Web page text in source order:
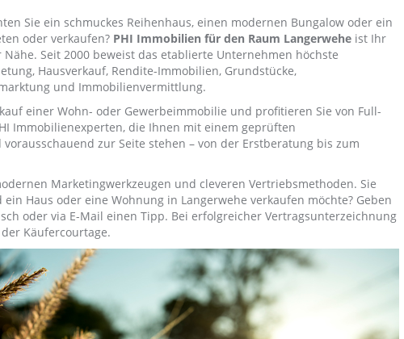
Sie ein schmuckes Reihenhaus, einen modernen Bungalow oder ein
oder verkaufen? PHI Immobilien für den Raum Langerwehe ist Ihr
Seit 2000 beweist das etablierte Unternehmen höchste
Hausverkauf, Rendite-Immobilien, Grundstücke,
und Immobilienvermittlung.
einer Wohn- oder Gewerbeimmobilie und profitieren Sie von Full-
Immobilienexperten, die Ihnen mit einem geprüften
zur Seite stehen – von der Erstberatung bis zum
Marketingwerkzeugen und cleveren Vertriebsmethoden. Sie
Haus oder eine Wohnung in Langerwehe verkaufen möchte? Geben
oder via E-Mail einen Tipp. Bei erfolgreicher Vertragsunterzeichnung
Käufercourtage.